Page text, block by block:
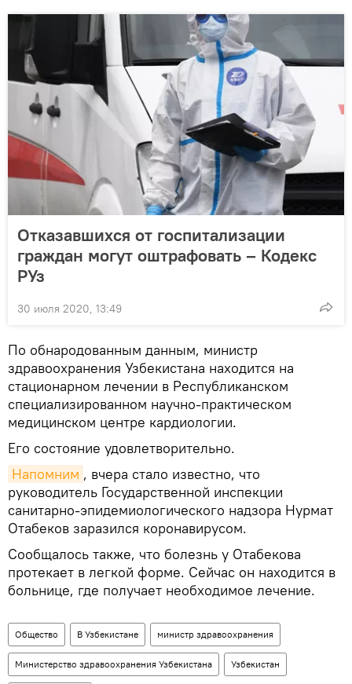
Отказавшихся от госпитализации
граждан могут оштрафовать – Кодекс
РУз
30 июля 2020, 13:49
По обнародованным данным, министр
здравоохранения Узбекистана находится на
стационарном лечении в Республиканском
специализированном научно-практическом
медицинском центре кардиологии.
Его состояние удовлетворительно.
Напомним , вчера стало известно, что
руководитель Государственной инспекции
санитарно-эпидемиологического надзора Нурмат
Отабеков заразился коронавирусом.
Сообщалось также, что болезнь у Отабекова
протекает в легкой форме. Сейчас он находится в
больнице, где получает необходимое лечение.
Общество В Узбекистане министр здравоохранения
Министерство здравоохранения Узбекистана Узбекистан